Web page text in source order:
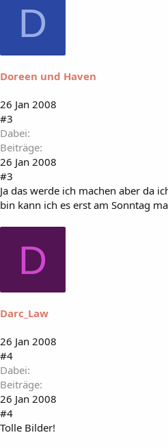
D
Doreen und Haven
26 Jan 2008
#3
Dabei
Beiträge
26 Jan 2008
#3
Ja das werde ich machen aber da
bin kann ich es erst am Sonntag
D
Darc_Law
26 Jan 2008
#4
Dabei
Beiträge
26 Jan 2008
#4
Tolle Bilder!